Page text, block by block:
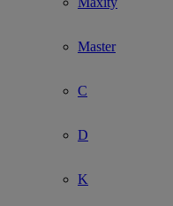
Master
C
D
K